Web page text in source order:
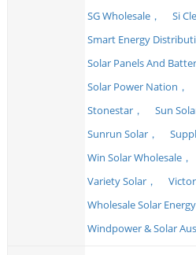
SG Wholesale，
Si
Smart Energy
Solar Panels And
Solar Power Nation，
Stonestar，
Sun
Sunrun Solar，
Win Solar Wholesale，
Variety Solar，
Wholesale Solar Energy
Windpower & Solar